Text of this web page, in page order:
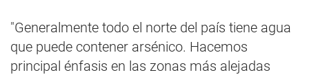
"Generalmente todo el norte del país tiene agua
que puede contener arsénico. Hacemos
principal énfasis en las zonas más alejadas